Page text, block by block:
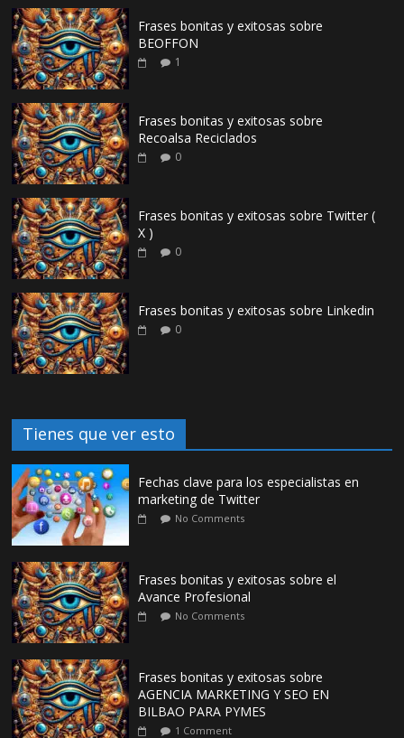
Frases bonitas y exitosas sobre
BEOFFON
1
Frases bonitas y exitosas sobre
Recoalsa Reciclados
0
Frases bonitas y exitosas sobre Twitter (
X )
0
Frases bonitas y exitosas sobre Linkedin
0
Tienes que ver esto
Fechas clave para los especialistas en
marketing de Twitter
No Comments
Frases bonitas y exitosas sobre el
Avance Profesional
No Comments
Frases bonitas y exitosas sobre
AGENCIA MARKETING Y SEO EN
BILBAO PARA PYMES
1 Comment